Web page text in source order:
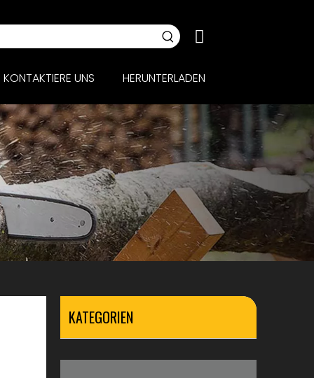
KONTAKTIERE UNS HERUNTERLADEN
KATEGORIEN